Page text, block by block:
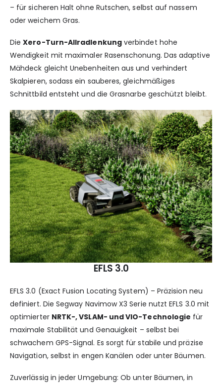
– für sicheren Halt ohne Rutschen, selbst auf nassem
oder weichem Gras.
DieXero-Turn-Allradlenkungverbindet hohe
Wendigkeit mit maximaler Rasenschonung. Das adaptive
Mähdeck gleicht Unebenheiten aus und verhindert
Skalpieren, sodass ein sauberes, gleichmäßiges
Schnittbild entsteht und die Grasnarbe geschützt bleibt.
EFLS 3.0
EFLS 3.0 (Exact Fusion Locating System) – Präzision neu
definiert. Die Segway Navimow X3 Serie nutzt EFLS 3.0 mit
optimierter NRTK-, VSLAM- und VIO-Technologie für
maximale Stabilität und Genauigkeit – selbst bei
schwachem GPS-Signal. Es sorgt für stabile und präzise
Navigation, selbst in engen Kanälen oder unter Bäumen.
Zuverlässig in jeder Umgebung: Ob unter Bäumen, in